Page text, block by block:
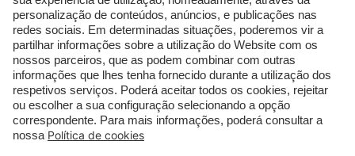
Body mist & Spray
corporal
Produtos para Cabelo
Homem
Espuma de Limpeza
Facial
Dermocosmética
Melhores Perfumes
Femininos
TOP 10: Perfumes
Masculinos
Pestanas Postiças
Creme Rosto Homem